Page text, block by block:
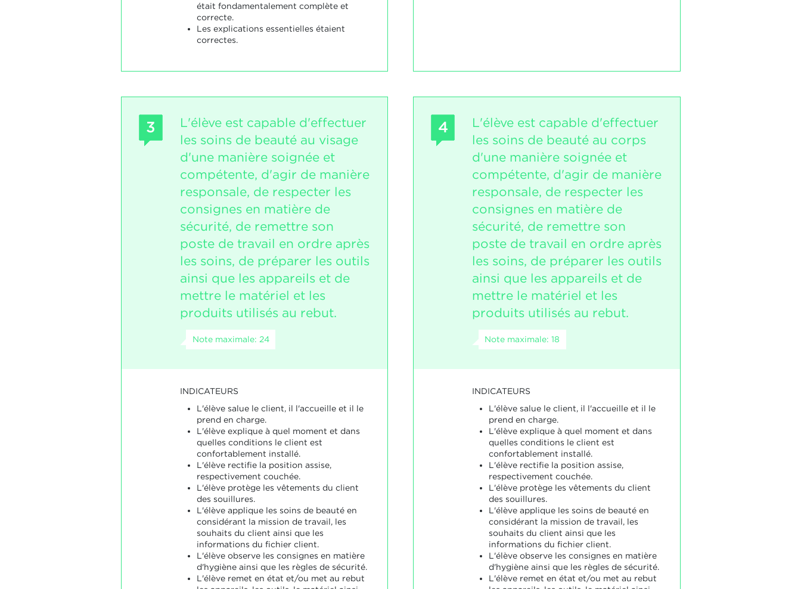
était fondamentalement complète et
correcte.
Les explications essentielles étaient
correctes.
3
L'élève est capable d'effectuer
les soins de beauté au visage
d'une manière soignée et
compétente, d'agir de manière
responsale, de respecter les
consignes en matière de
sécurité, de remettre son
poste de travail en ordre après
les soins, de préparer les outils
ainsi que les appareils et de
mettre le matériel et les
produits utilisés au rebut.
Note maximale: 24
INDICATEURS
L'élève salue le client, il l'accueille et il le
prend en charge.
L'élève explique à quel moment et dans
quelles conditions le client est
confortablement installé.
L'élève rectifie la position assise,
respectivement couchée.
L'élève protège les vêtements du client
des souillures.
L'élève applique les soins de beauté en
considérant la mission de travail, les
souhaits du client ainsi que les
informations du fichier client.
L'élève observe les consignes en matière
d'hygiène ainsi que les règles de sécurité.
L'élève remet en état et/ou met au rebut
4
L'élève est capable d'effectuer
les soins de beauté au corps
d'une manière soignée et
compétente, d'agir de manière
responsale, de respecter les
consignes en matière de
sécurité, de remettre son
poste de travail en ordre après
les soins, de préparer les outils
ainsi que les appareils et de
mettre le matériel et les
produits utilisés au rebut.
Note maximale: 18
INDICATEURS
L'élève salue le client, il l'accueille et il le
prend en charge.
L'élève explique à quel moment et dans
quelles conditions le client est
confortablement installé.
L'élève rectifie la position assise,
respectivement couchée.
L'élève protège les vêtements du client
des souillures.
L'élève applique les soins de beauté en
considérant la mission de travail, les
souhaits du client ainsi que les
informations du fichier client.
L'élève observe les consignes en matière
d'hygiène ainsi que les règles de sécurité.
L'élève remet en état et/ou met au rebut